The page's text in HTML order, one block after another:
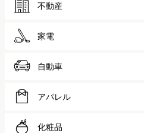
不動産
家電
自動車
アパレル
化粧品